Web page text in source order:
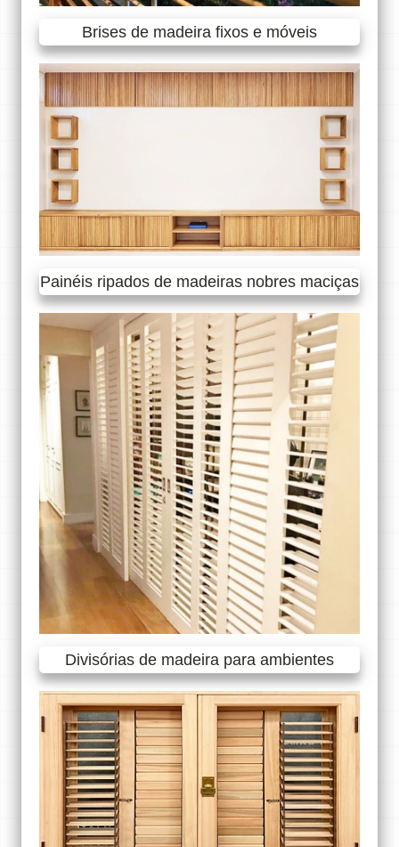
Brises de madeira fixos e móveis
Painéis ripados de madeiras nobres maciças
Divisórias de madeira para ambientes